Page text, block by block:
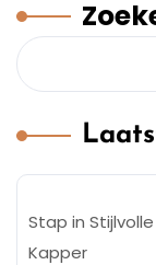
Stap in
Kapper